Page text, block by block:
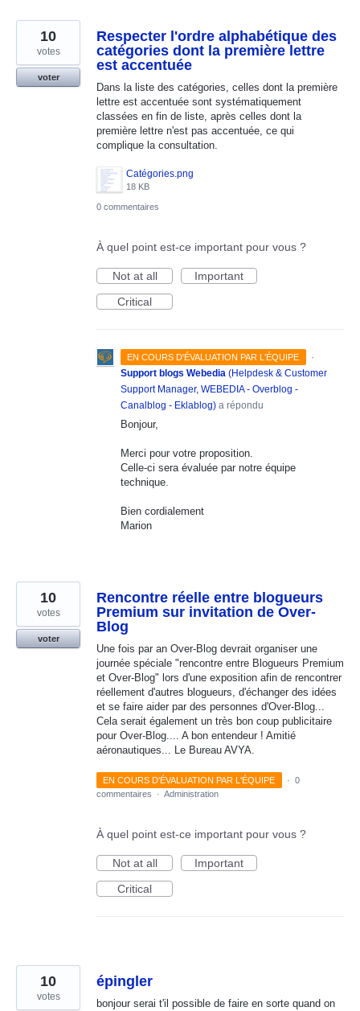
Respecter l'ordre alphabétique des
catégories dont la première lettre
est accentuée
Dans la liste des catégories, celles dont la première
lettre est accentuée sont systématiquement
classées en fin de liste, après celles dont la
première lettre n'est pas accentuée, ce qui
complique la consultation.
Catégories.png
18 KB
10
votes
voter
0 commentaires
À quel point est-ce important pour vous ?
Not at all
Important
Critical
EN COURS D'ÉVALUATION PAR L'ÉQUIPE
·
Support blogs Webedia (Helpdesk & Customer
Support Manager, WEBEDIA - Overblog -
Canalblog - Eklablog) a répondu
Bonjour,
Merci pour votre proposition.
Celle-ci sera évaluée par notre équipe
technique.
Bien cordialement
Marion
Rencontre réelle entre blogueurs
Premium sur invitation de Over-
Blog
Une fois par an Over-Blog devrait organiser une
journée spéciale "rencontre entre Blogueurs Premium
et Over-Blog" lors d'une exposition afin de rencontrer
réellement d'autres blogueurs, d'échanger des idées
et se faire aider par des personnes d'Over-Blog...
Cela serait également un très bon coup publicitaire
pour Over-Blog.... A bon entendeur ! Amitié
aéronautiques... Le Bureau AVYA.
10
votes
voter
EN COURS D'ÉVALUATION PAR L'ÉQUIPE · 0
commentaires
· Administration
À quel point est-ce important pour vous ?
Not at all
Important
Critical
épingler
bonjour serai t'il possible de faire en sorte quand on
10
votes